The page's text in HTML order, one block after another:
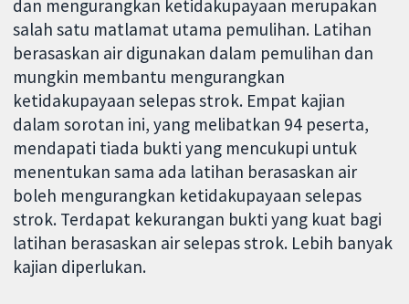
dan mengurangkan ketidakupayaan merupakan
salah satu matlamat utama pemulihan. Latihan
berasaskan air digunakan dalam pemulihan dan
mungkin membantu mengurangkan
ketidakupayaan selepas strok. Empat kajian
dalam sorotan ini, yang melibatkan 94 peserta,
mendapati tiada bukti yang mencukupi untuk
menentukan sama ada latihan berasaskan air
boleh mengurangkan ketidakupayaan selepas
strok. Terdapat kekurangan bukti yang kuat bagi
latihan berasaskan air selepas strok. Lebih banyak
kajian diperlukan.